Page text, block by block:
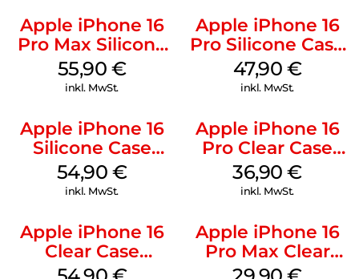
Apple iPhone 16
Pro Max Silicone
Case MagSafe
Stone Gray
55,90 €
inkl. MwSt.
Apple iPhone 16
Pro Silicone Case
MagSafe Denim
47,90 €
inkl. MwSt.
Apple iPhone 16
Silicone Case
MagSafe Lake
Green
54,90 €
inkl. MwSt.
Apple iPhone 16
Pro Clear Case
MagSafe
Transparent
36,90€
inkl. MwSt.
Apple iPhone 16
Clear Case
MagSafe
Apple iPhone 16
Pro Max Clear
Case MagSafe